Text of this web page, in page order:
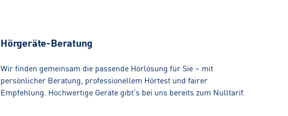
Hörgeräte-Beratung
Wir finden gemeinsam die passende Hörlösung für Sie – mit
persönlicher Beratung, professionellem Hörtest und fairer
Empfehlung. Hochwertige Geräte gibt’s bei uns bereits zum Nulltarif.